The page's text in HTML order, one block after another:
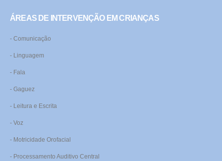
ÁREAS DE INTERVENÇÃO EM CRIANÇAS
- Comunicação
- Linguagem
- Fala
- Gaguez
- Leitura e Escrita
- Voz
- Motricidade Orofacial
- Processamento Auditivo Central